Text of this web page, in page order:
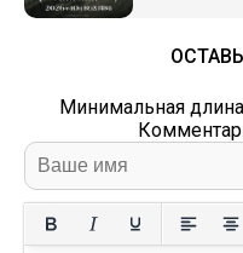
Минимальная